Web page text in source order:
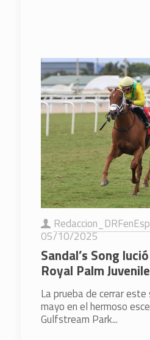
05/10/2025
Sandal’s Song
Royal Palm
La prueba de cerrar
mayo en el hermoso
Gulfstream Park...